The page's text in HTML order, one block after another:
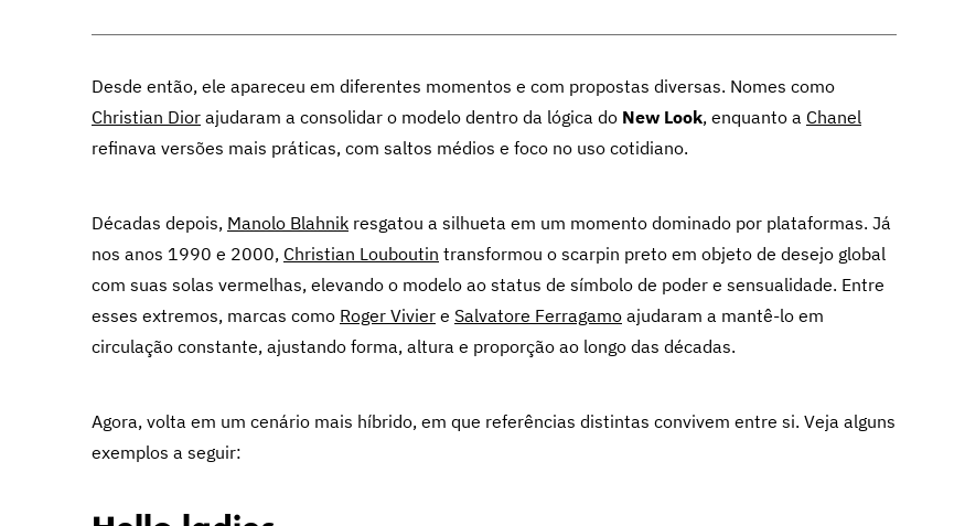
Desde então, ele apareceu em diferentes momentos e com propostas diversas. Nomes como
Christian Dior ajudaram a consolidar o modelo dentro da lógica do New Look, enquanto a Chanel
refinava versões mais práticas, com saltos médios e foco no uso cotidiano.
Décadas depois, Manolo Blahnik resgatou a silhueta em um momento dominado por plataformas. Já
nos anos 1990 e 2000, Christian Louboutin transformou o scarpin preto em objeto de desejo global
com suas solas vermelhas, elevando o modelo ao status de símbolo de poder e sensualidade. Entre
esses extremos, marcas como Roger Vivier e Salvatore Ferragamo ajudaram a mantê-lo em
circulação constante, ajustando forma, altura e proporção ao longo das décadas.
Agora, volta em um cenário mais híbrido, em que referências distintas convivem entre si. Veja alguns
exemplos a seguir: